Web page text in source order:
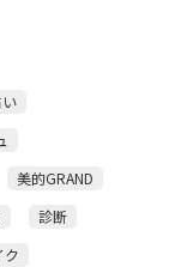
美的GRAND
診断
ク